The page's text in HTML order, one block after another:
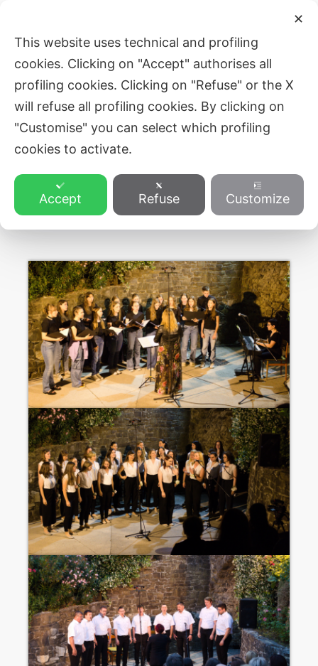
content
ZVEZA SLOVENSKE KATOLIŠKE
PROSVETE
Main
✕
This website uses technical and profiling
cookies. Clicking on "Accept" authorises all
profiling cookies. Clicking on "Refuse" or the X
will refuse all profiling cookies. By clicking on
"Customise" you can select which profiling
cookies to activate.
Accept Refuse Customize